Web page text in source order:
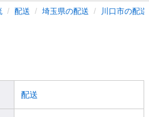
配送 埼玉県の配送 川口市の配送
配送